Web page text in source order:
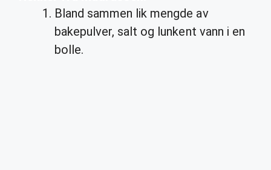
Bland sammen lik mengde av
bakepulver, salt og lunkent vann i en
bolle.